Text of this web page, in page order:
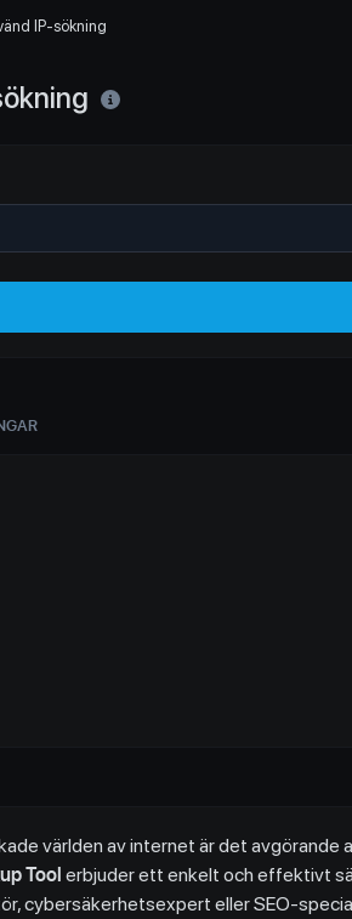
IP-sökning
världen av internet är det
Tool erbjuder ett enkelt och effektivt
cybersäkerhetsexpert eller SEO-